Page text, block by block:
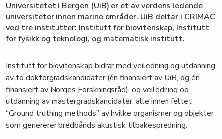
Universitetet i Bergen (UiB) er et av verdens ledende
universiteter innen marine områder. UiB deltar i CRIMAC
ved tre institutter: Institutt for biovitenskap, Institutt
for fysikk og teknologi, og matematisk institutt.
Institutt for biovitenskap bidrar med veiledning og utdanning
av to doktorgradskandidater (én finansiert av UiB, og én
finansiert av Norges Forskningsråd), og veiledning og
utdanning av mastergradskandidater; alle innen feltet
“Ground truthing methods” av hvilke organismer og objekter
som genererer bredbånds akustisk tilbakespredning.